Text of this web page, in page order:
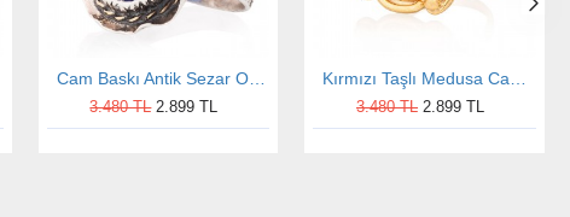
Cam Baskı Antik Sezar Otantik Kadın Gümüş Yüzük
3.480 TL 2.899 TL
Kırmızı Taşlı Medusa Cam Baskılı Altın Kaplama Kadın Gümüş Yüzük
3.480 TL 2.899 TL